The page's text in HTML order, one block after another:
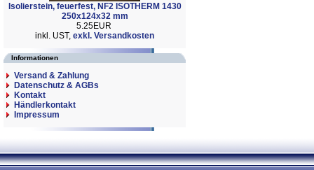
Isolierstein, feuerfest, NF2 ISOTHERM 1430
250x124x32 mm
5.25EUR
inkl. UST, exkl. Versandkosten
Informationen
Versand & Zahlung
Datenschutz & AGBs
Kontakt
Händlerkontakt
Impressum